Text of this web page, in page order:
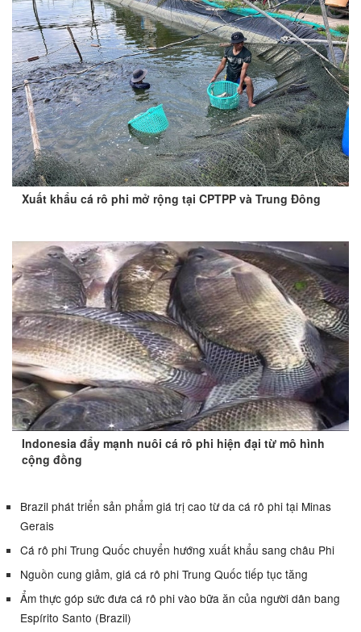
Xuất khẩu cá rô phi mở rộng tại CPTPP và Trung Đông
Indonesia đẩy mạnh nuôi cá rô phi hiện đại từ mô hình
cộng đồng
Brazil phát triển sản phẩm giá trị cao từ da cá rô phi tại Minas
Gerais
Cá rô phi Trung Quốc chuyển hướng xuất khẩu sang châu Phi
Nguồn cung giảm, giá cá rô phi Trung Quốc tiếp tục tăng
Ẩm thực góp sức đưa cá rô phi vào bữa ăn của người dân bang
Espírito Santo (Brazil)